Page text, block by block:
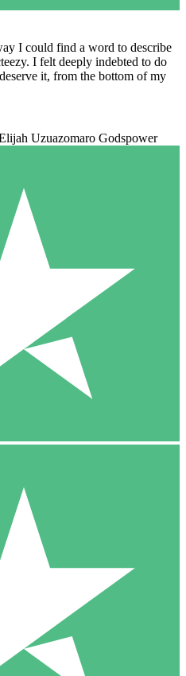
I could find a word to describe
I felt deeply indebted to do
it, from the bottom of my
Uzuazomaro Godspower